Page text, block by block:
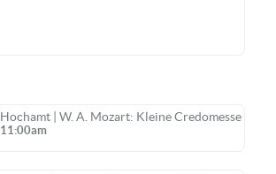
Hochamt | W. A. Mozart: Kleine Credomesse
11:00am